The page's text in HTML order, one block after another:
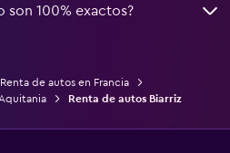
son 100% exactos?
Renta de autos en Francia
Renta de autos Biarriz